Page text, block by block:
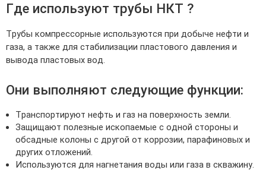
Где используют трубы НКТ ?
Трубы компрессорные используются при добыче нефти и
газа, а также для стабилизации пластового давления и
вывода пластовых вод.
Они выполняют следующие функции:
Транспортируют нефть и газ на поверхность земли.
Защищают полезные ископаемые с одной стороны и
обсадные колоны с другой от коррозии, парафиновых и
других отложений.
Используются для нагнетания воды или газа в скважину.